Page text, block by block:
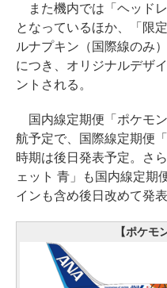
また機内では「ヘッド
となっているほか、「限
ルナプキン（国際線のみ
につき、オリジナルデザ
ントされる。
国内線定期便「ポケモ
航予定で、国際線定期便
時期は後日発表予定。さ
ェット 青」も国内線定期
インも含め後日改めて発表
【ポケモ